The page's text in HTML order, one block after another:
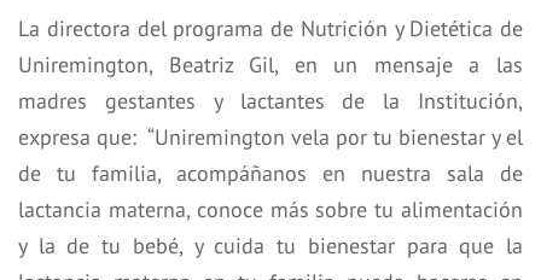
La directora del programa de Nutrición y Dietética de
Uniremington, Beatriz Gil, en un mensaje a las
madres gestantes y lactantes de la Institución,
expresa que: “Uniremington vela por tu bienestar y el
de tu familia, acompáñanos en nuestra sala de
lactancia materna, conoce más sobre tu alimentación
y la de tu bebé, y cuida tu bienestar para que la